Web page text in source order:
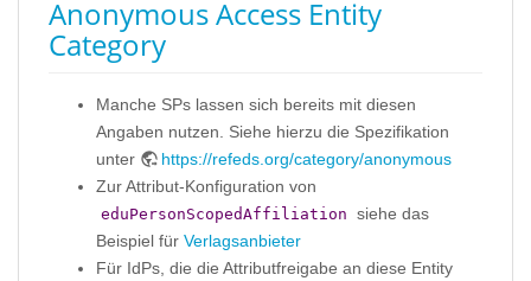
Anonymous Access Entity
Category
Manche SPs lassen sich bereits mit diesen
Angaben nutzen. Siehe hierzu die Spezifikation
unter
https://refeds.org/category/anonymous
Zur Attribut-Konfiguration von
eduPersonScopedAffiliation siehe das
Beispiel für Verlagsanbieter
Für IdPs, die die Attributfreigabe an diese Entity